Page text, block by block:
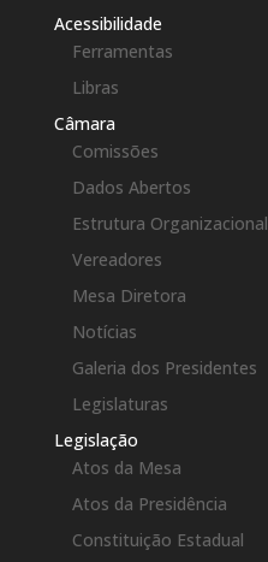
Acessibilidade
Ferramentas
Libras
Câmara
Comissões
Dados Abertos
Estrutura Organizacional
Vereadores
Mesa Diretora
Notícias
Galeria dos Presidentes
Legislaturas
Legislação
Atos da Mesa
Atos da Presidência
Constituição Estadual